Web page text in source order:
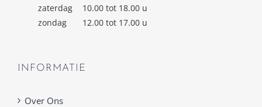
zaterdag
10.00 tot 18.00 u
zondag
12.00 tot 17.00 u
INFORMATIE
Over Ons